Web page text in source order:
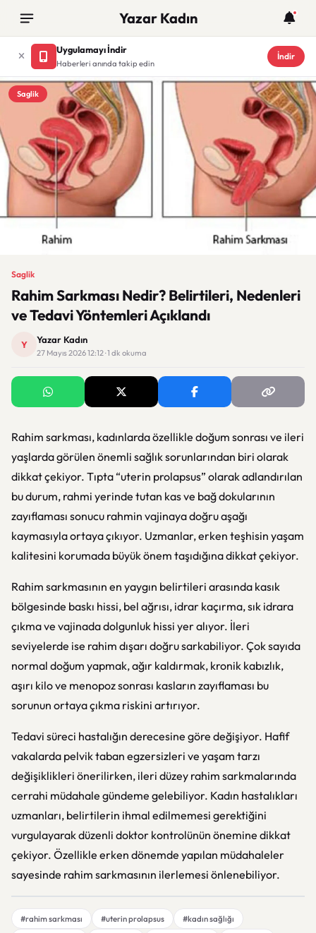
Yazar Kadın
Uygulamayı İndir
Haberleri anında takip edin
İndir
Saglik
Saglik
Rahim Sarkması Nedir? Belirtileri, Nedenleri
ve Tedavi Yöntemleri Açıklandı
Y Yazar Kadın
27 Mayıs 2026 12:12 · 1 dk okuma
Rahim sarkması, kadınlarda özellikle doğum sonrası ve ileri
yaşlarda görülen önemli sağlık sorunlarından biri olarak
dikkat çekiyor. Tıpta “uterin prolapsus” olarak adlandırılan
bu durum, rahmi yerinde tutan kas ve bağ dokularının
zayıflaması sonucu rahmin vajinaya doğru aşağı
kaymasıyla ortaya çıkıyor. Uzmanlar, erken teşhisin yaşam
kalitesini korumada büyük önem taşıdığına dikkat çekiyor.
Rahim sarkmasının en yaygın belirtileri arasında kasık
bölgesinde baskı hissi, bel ağrısı, idrar kaçırma, sık idrara
çıkma ve vajinada dolgunluk hissi yer alıyor. İleri
seviyelerde ise rahim dışarı doğru sarkabiliyor. Çok sayıda
normal doğum yapmak, ağır kaldırmak, kronik kabızlık,
aşırı kilo ve menopoz sonrası kasların zayıflaması bu
sorunun ortaya çıkma riskini artırıyor.
Tedavi süreci hastalığın derecesine göre değişiyor. Hafif
vakalarda pelvik taban egzersizleri ve yaşam tarzı
değişiklikleri önerilirken, ileri düzey rahim sarkmalarında
cerrahi müdahale gündeme gelebiliyor. Kadın hastalıkları
uzmanları, belirtilerin ihmal edilmemesi gerektiğini
vurgulayarak düzenli doktor kontrolünün önemine dikkat
çekiyor. Özellikle erken dönemde yapılan müdahaleler
sayesinde rahim sarkmasının ilerlemesi önlenebiliyor.
#rahim sarkması #uterin prolapsus
#kadın sağlığı